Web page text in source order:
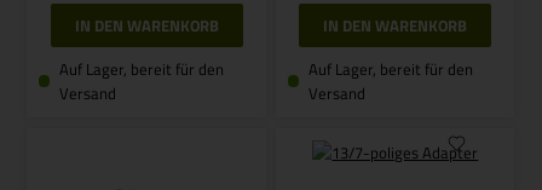
Auf Lager, bereit für den
Versand
Auf Lager, bereit für den
Versand